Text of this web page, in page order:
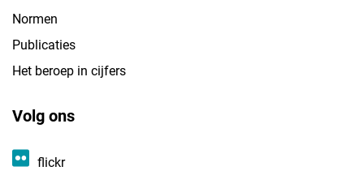
Normen
Publicaties
Het beroep in cijfers
Volg ons
flickr